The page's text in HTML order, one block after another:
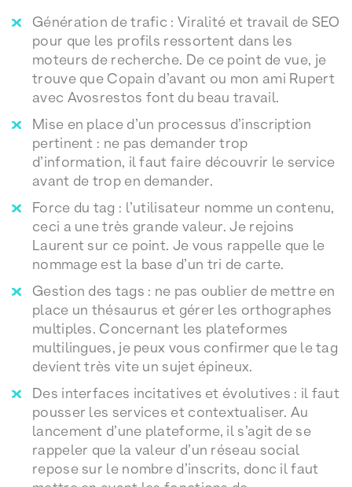
Génération de trafic : Viralité et travail de SEO
pour que les profils ressortent dans les
moteurs de recherche. De ce point de vue, je
trouve que Copain d’avant ou mon ami Rupert
avec Avosrestos font du beau travail.
Mise en place d’un processus d’inscription
pertinent : ne pas demander trop
d’information, il faut faire découvrir le service
avant de trop en demander.
Force du tag : l’utilisateur nomme un contenu,
ceci a une très grande valeur. Je rejoins
Laurent sur ce point. Je vous rappelle que le
nommage est la base d’un tri de carte.
Gestion des tags : ne pas oublier de mettre en
place un thésaurus et gérer les orthographes
multiples. Concernant les plateformes
multilingues, je peux vous confirmer que le tag
devient très vite un sujet épineux.
Des interfaces incitatives et évolutives : il faut
pousser les services et contextualiser. Au
lancement d’une plateforme, il s’agit de se
rappeler que la valeur d’un réseau social
repose sur le nombre d’inscrits, donc il faut